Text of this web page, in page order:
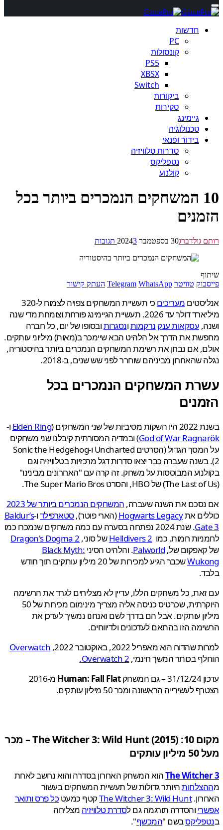
חדשות
PC
קונסולות
PS5
XBSX
Switch
ביקורות
סקירות
גיימינג
טכנולוגיה
בידור ופנאי
סדרות טלוויזיה
נטפליקס
קולנוע
10 המשחקים הנמכרים ביותר בכל
גולדברג30 בספטמבר 2024 3 תגובות
טוויטר Telegram WhatsApp העתק קישור
מעריכים
כי תעשיית המשחקים צפויה לצמוח ל-320
מיליארד דולר עד 2026. תעשיית הגיימינג פורחת וצומחת מדי שנה
עסקאות ענק נרקמותונסגרותובסופו של יום, כל חברה
את הדרך אל הלהיט הבא שיימכר ב(מאות) מיליוני עותקים.
אם נבחן את רשימת המשחקים הנמכרים ביותר בהיסטוריה,
שהאחרון מביניהם שוחרר לפני שש שנים, ב-2018.
המשחקים הנמכרים בכל
שני המשחקים ( Elden Ringו-
God of War ) ובמדיה המסורתית קיבלנו שני משחקים
על המסך הגדול (הסרטים Uncharted ו-Sonic the Hedgehog
בשנה שעברה כבר יצאו סדרות דגל מרכזיות בטלוויזיה וגם
המבוססות על משחק. זה קרה עם "האחרונים מבינינו"
את השנה שעברה,המשחקים הנמכרים ביותר של 2023
אתHogwarts Legacy(הארי פוטר),סטארפילדו-Baldur’s
. שנת 2024 נפתחה בסערה עם כמה משחקים שנמכרו כמו
חמות, כמו Helldivers 2של סוני,Dragon's Dogma 2
של,Palworld. והלהיט הסיניBlack Myth:
שכבר הגיע למכירות של 20 מיליון עותקים תוך חודש
כל משחקים הללו, עדיין לא מצליחים לגרד את הרשימה
היוקרתית, שכרטיס כניסה אליה מצריך מינימום מכירות של 50
עותקים. אבל הם בדרך לשם ואנחנו נמשיך לעדכן את
הזו בהתאם לעדכונים ולדיווחים.
הוא מאפריל 2022, באוקטובר 2022,
Overwatch
בכותר המשך חינמי,Overwatch 2.
Human: Fall Flat
מ-2016
הראשונה ומכר 50 מיליון עותקים.
מקום 10: The Witcher 3: Wild Hunt (2015) – מכר
Theהוא המשחק האחרון בסדרה והוא נחשב לאחת
היותר גדולות של תעשיית המשחקים בעשור
The Witcher 3: Wild Huntקטף כמעטכל פרס ותואר
והסדרה תורגמה גם לסדרת טלוויזיהמצליחה
בשם "המכשף".